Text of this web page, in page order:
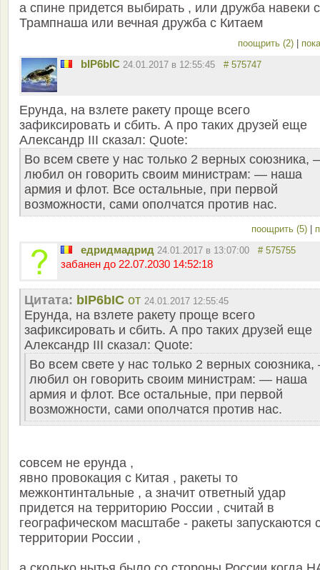
а спине придется выбирать , или дружба навеки с
Трампнаша или вечная дружба с Китаем
поощрить (2)
bIP6bIC 24.01.2017 в 12:55:45 # 575747
Ерунда, на взлете ракету проще всего
зафиксировать и сбить. А про таких друзей еще
Александр III cказал: Quote:
Во всем свете у нас только 2 верных союзника,
любил он говорить своим министрам: — наша
армия и флот. Все остальные, при первой
возможности, сами ополчатся против нас.
поощрить (5)
едридмадрид 24.01.2017 в 13:07:00 # 575755
забанен до 22.07.2030 14:52:18
Цитата: bIP6bIC от 24.01.2017 12:55:45
Ерунда, на взлете ракету проще всего
зафиксировать и сбить. А про таких друзей еще
Александр III cказал: Quote:
Во всем свете у нас только 2 верных
любил он говорить своим министрам: — наша
армия и флот. Все остальные, при первой
возможности, сами ополчатся против нас.
совсем не ерунда ,
явно провокация с Китая , ракеты то
межконтинтальные , а значит ответный удар
придется на территорию России , считай в
географическом масштабе - ракеты запускаются
территории России ,